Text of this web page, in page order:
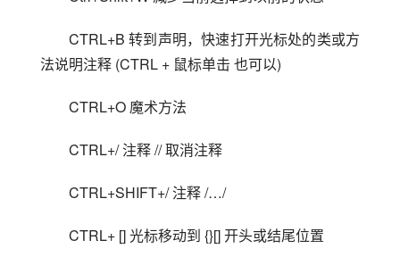
CTRL+B 转到声明，快速打开光标处的类或方
法说明注释 (CTRL + 鼠标单击 也可以)
CTRL+O 魔术方法
CTRL+/ 注释 // 取消注释
CTRL+SHIFT+/ 注释 /…/
CTRL+ [] 光标移动到 {}[] 开头或结尾位置